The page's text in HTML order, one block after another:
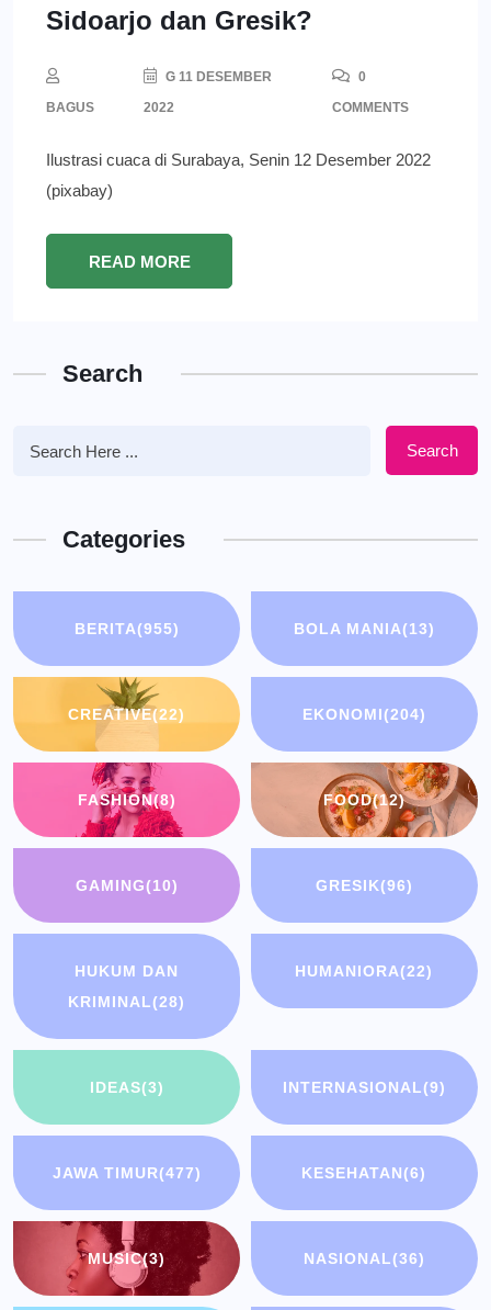
Sidoarjo dan Gresik?
BAGUS
G 11 DESEMBER
2022
0
COMMENTS
Ilustrasi cuaca di Surabaya, Senin 12 Desember 2022
(pixabay)
READ MORE
Search
Search
Categories
BERITA(955) BOLA MANIA(13)
CREATIVE(22) EKONOMI(204)
FASHION(8) FOOD(12)
GAMING(10) GRESIK(96)
HUKUM DAN
KRIMINAL(28)
HUMANIORA(22)
IDEAS(3) INTERNASIONAL(9)
JAWA TIMUR(477) KESEHATAN(6)
MUSIC(3) NASIONAL(36)